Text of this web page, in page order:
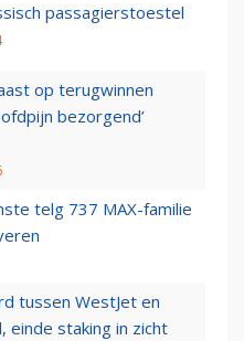
passagierstoestel
op terugwinnen
bezorgend’
telg 737 MAX-familie
tussen WestJet en
einde staking in zicht